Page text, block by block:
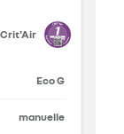
Eco G
manuelle